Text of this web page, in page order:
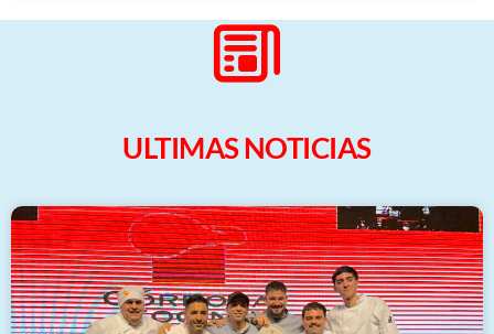
ULTIMAS NOTICIAS